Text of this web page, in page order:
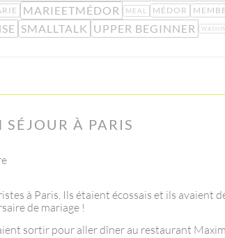
MARIEETMÉDOR MEAL MÉDOR
SMALLTALK UPPER BEGINNER
À PARIS
à Paris. Ils étaient écossais et ils avaient
de mariage !
sortir pour aller dîner au restaurant